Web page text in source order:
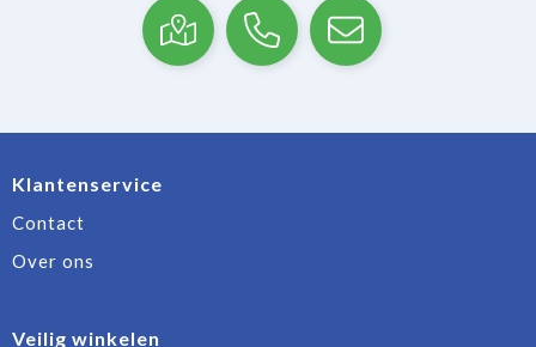
Klantenservice
Contact
Over ons
Veilig winkelen